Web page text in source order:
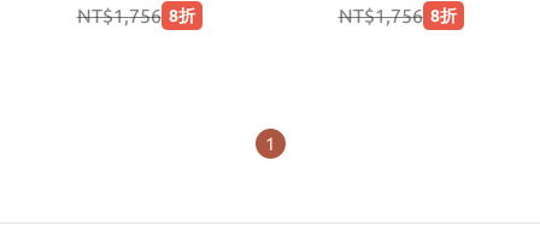
NT$1,756 8折 NT$1,756 8折
1